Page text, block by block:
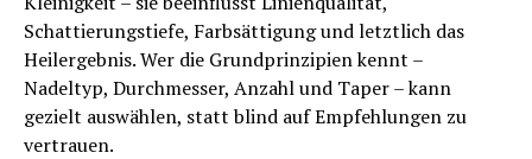
Schattierungstiefe, Farbsättigung und letztlich das
Heilergebnis. Wer die Grundprinzipien kennt –
Nadeltyp, Durchmesser, Anzahl und Taper – kann
gezielt auswählen, statt blind auf Empfehlungen zu
vertrauen.